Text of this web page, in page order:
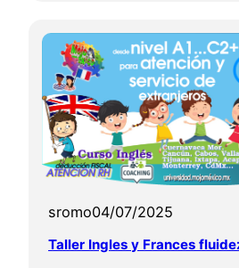
l
d
s
c
u
b
c
m
u
sromo04/07/2025
Taller Ingles y Frances